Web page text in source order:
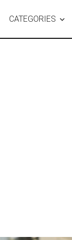
CATEGORIES